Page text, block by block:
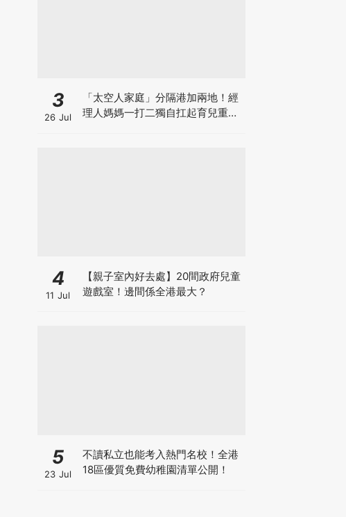
3
26 Jul
「太空人家庭」分隔港加兩地！經
理人媽媽一打二獨自扛起育兒重
4
11 Jul
【親子室內好去處】20間政府兒童
遊戲室！邊間係全港最大？
5
23 Jul
不讀私立也能考入熱門名校！全港
18區優質免費幼稚園清單公開！